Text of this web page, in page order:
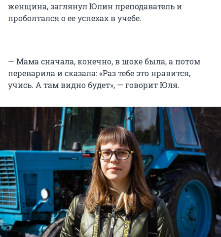
женщина, заглянул Юлин преподаватель и
проболтался о ее успехах в учебе.
— Мама сначала, конечно, в шоке была, а потом
переварила и сказала: «Раз тебе это нравится,
учись. А там видно будет», — говорит Юля.